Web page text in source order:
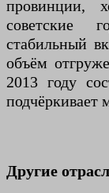
провинции,
советские
стабильный
объём
2013 году
подчёркивает
Другие